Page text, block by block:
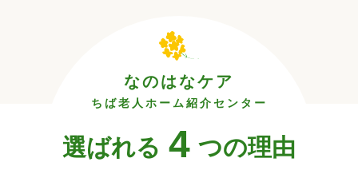
なのはなケア
ちば老人ホーム紹介センター
選ばれる 4 つの理由